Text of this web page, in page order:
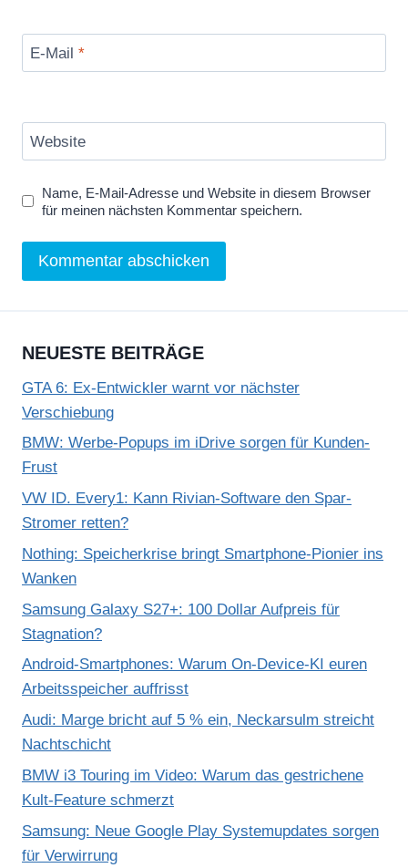
E-Mail *
Website
Name, E-Mail-Adresse und Website in diesem Browser
für meinen nächsten Kommentar speichern.
NEUESTE BEITRÄGE
GTA 6: Ex-Entwickler warnt vor nächster
Verschiebung
BMW: Werbe-Popups im iDrive sorgen für Kunden-
Frust
VW ID. Every1: Kann Rivian-Software den Spar-
Stromer retten?
Nothing: Speicherkrise bringt Smartphone-Pionier ins
Wanken
Samsung Galaxy S27+: 100 Dollar Aufpreis für
Stagnation?
Android-Smartphones: Warum On-Device-KI euren
Arbeitsspeicher auffrisst
Audi: Marge bricht auf 5 % ein, Neckarsulm streicht
Nachtschicht
BMW i3 Touring im Video: Warum das gestrichene
Kult-Feature schmerzt
Samsung: Neue Google Play Systemupdates sorgen
für Verwirrung